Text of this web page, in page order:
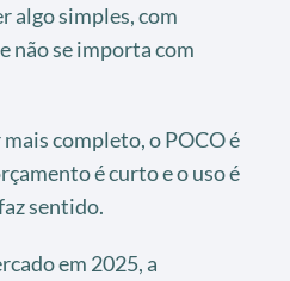
algo simples, com
e não se importa com
completo, o POCO é
é curto e o uso é
sentido.
em 2025, a